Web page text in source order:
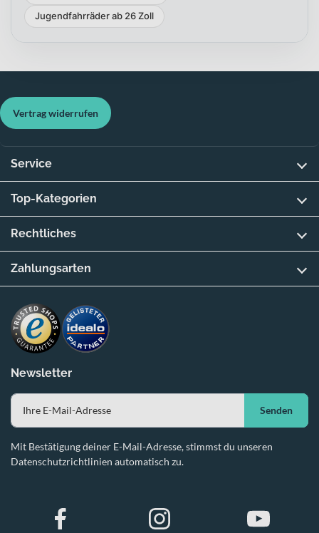
Jugendfahrräder ab 26 Zoll
Newsletter
Senden
Mit Bestätigung deiner E-Mail-Adresse, stimmst du unseren
Datenschutzrichtlinien automatisch zu.
Vertrag widerrufen
Service
Top-Kategorien
Rechtliches
Zahlungsarten